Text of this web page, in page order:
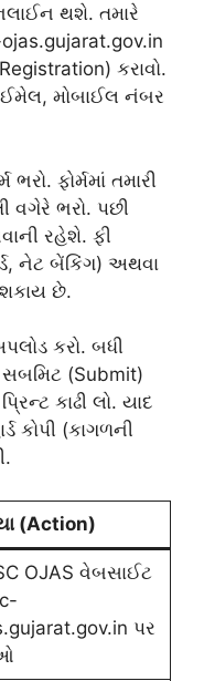
થશે. તમારે
કરાવો.
ઈમેલ, મોબાઈલ નંબર
ફોર્મમાં તમારી
વગેરે ભરો. પછી
રહેશે. ફી
નેટ બેંકિંગ) અથવા
છે.
કરો. બધી
સબમિટ (Submit)
કાઢી લો. યાદ
કોપી (કાગળની
(Action)
OJAS વેબસાઈટ
પર